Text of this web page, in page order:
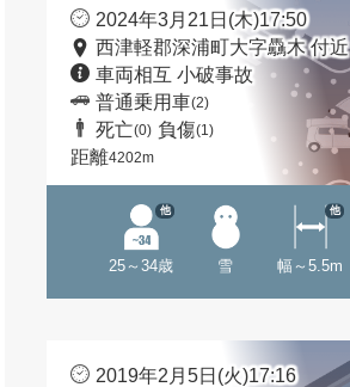
2024年3月21日(木)17:50
西津軽郡深浦町大字驫木 付近
車両相互 小破事故
普通乗用車(2)
死亡(0) 負傷(1)
距離4202m
25～34歳
他
雪 幅～5.5m
他
2019年2月5日(火)17:16